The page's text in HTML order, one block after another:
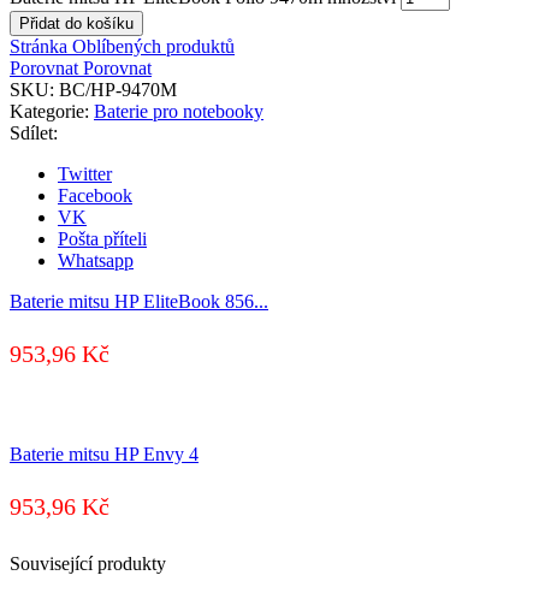
Přidat do košíku
Stránka Oblíbených produktů
Porovnat Porovnat
SKU: BC/HP-9470M
Kategorie: Baterie pro notebooky
Sdílet:
Twitter
Facebook
VK
Pošta příteli
Whatsapp
Baterie mitsu HP EliteBook 856...
953,96 Kč
Baterie mitsu HP Envy 4
953,96 Kč
Související produkty